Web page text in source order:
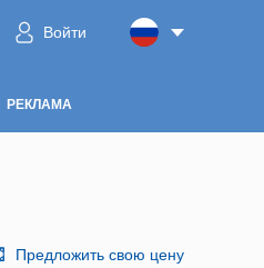
Войти
РЕКЛАМА
Предложить свою цену